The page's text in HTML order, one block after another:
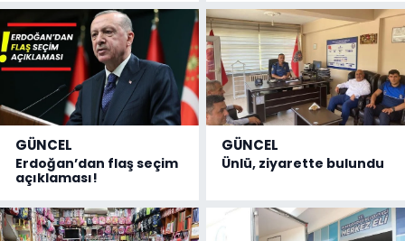
GÜNCEL
Erdoğan’dan flaş seçim
açıklaması!
GÜNCEL
Ünlü, ziyarette bulundu